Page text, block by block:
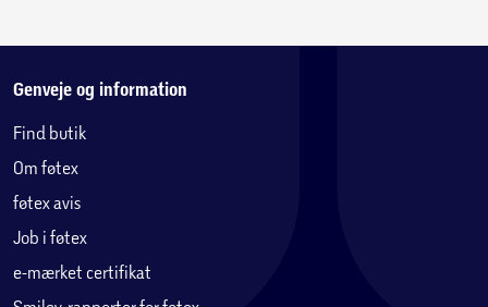
Genveje og information
Find butik
Om føtex
føtex avis
Job i føtex
e-mærket certifikat